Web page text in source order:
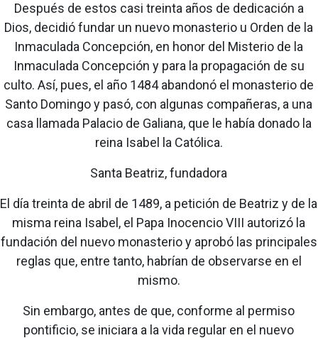
Después de estos casi treinta años de dedicación a
Dios, decidió fundar un nuevo monasterio u Orden de la
Inmaculada Concepción, en honor del Misterio de la
Inmaculada Concepción y para la propagación de su
culto. Así, pues, el año 1484 abandonó el monasterio de
Santo Domingo y pasó, con algunas compañeras, a una
casa llamada Palacio de Galiana, que le había donado la
reina Isabel la Católica.
Santa Beatriz, fundadora
El día treinta de abril de 1489, a petición de Beatriz y de la
misma reina Isabel, el Papa Inocencio VIII autorizó la
fundación del nuevo monasterio y aprobó las principales
reglas que, entre tanto, habrían de observarse en el
mismo.
Sin embargo, antes de que, conforme al permiso
pontificio, se iniciara a la vida regular en el nuevo